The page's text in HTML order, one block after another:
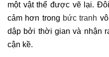
một vật thể được vẽ lại.
cảm hơn trong bức tranh
dập bởi thời gian và nhận
cận kề.